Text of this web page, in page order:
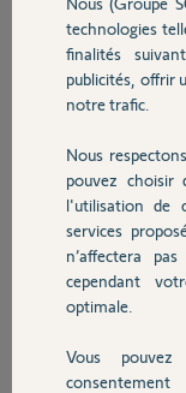
Sécurité
Domotique
Chauffage
Autres produits
Devis avec
Stephane B.
Réponses
Posez une photo de
Bonne soirée
Charly
technologies
finalités
publicités, offrir
notre trafic.
Nous
pouvez choisir
l'utilisation de
services
n’affectera
cependant
optimale.
Vous